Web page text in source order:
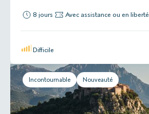
8 jours Avec assistance ou en liberté
Difficile
Incontournable Nouveauté